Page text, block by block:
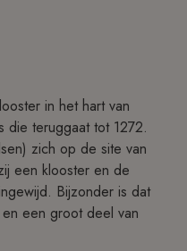
in het hart van
die teruggaat tot 1272.
zich op de site van
een klooster en de
Bijzonder is dat
een groot deel van